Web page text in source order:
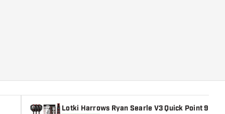
Lotki Harrows Ryan Searle V3 Quick Point 90%